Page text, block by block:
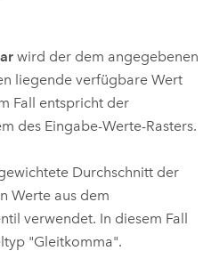
wird der dem angegebenen
liegende verfügbare Wert
Fall entspricht der
des Eingabe-Werte-Rasters.
Durchschnitt der
Werte aus dem
verwendet. In diesem Fall
"Gleitkomma".